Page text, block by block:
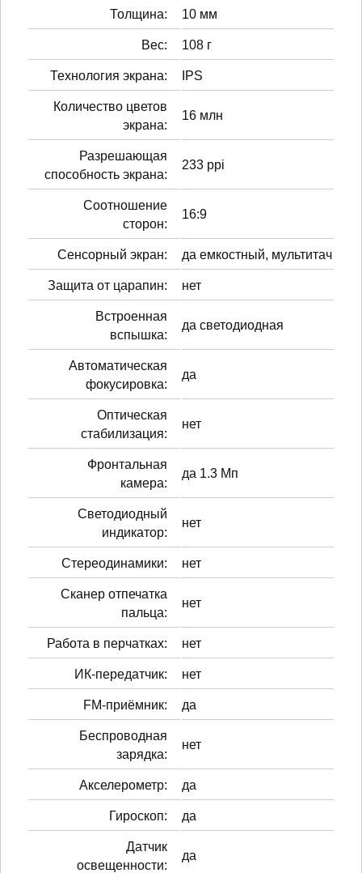
Толщина: 10 мм
Вес: 108 г
Технология экрана: IPS
Количество цветов
экрана:
16 млн
Разрешающая
способность экрана:
233 ppi
Соотношение
сторон:
16:9
Сенсорный экран: да емкостный, мультитач
Защита от царапин: нет
Встроенная
вспышка:
да светодиодная
Автоматическая
фокусировка:
да
Оптическая
стабилизация:
нет
Фронтальная
камера:
да 1.3 Мп
Светодиодный
индикатор:
нет
Стереодинамики: нет
Сканер отпечатка
пальца:
нет
Работа в перчатках: нет
ИК-передатчик: нет
FM-приёмник: да
Беспроводная
зарядка:
нет
Акселерометр: да
Гироскоп: да
Датчик
освещенности:
да